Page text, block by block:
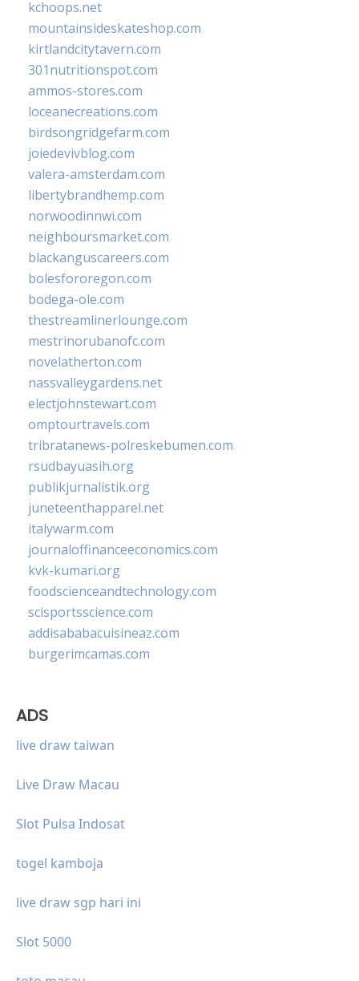
kchoops.net
mountainsideskateshop.com
kirtlandcitytavern.com
301nutritionspot.com
ammos-stores.com
loceanecreations.com
birdsongridgefarm.com
joiedevivblog.com
valera-amsterdam.com
libertybrandhemp.com
norwoodinnwi.com
neighboursmarket.com
blackanguscareers.com
bolesfororegon.com
bodega-ole.com
thestreamlinerlounge.com
mestrinorubanofc.com
novelatherton.com
nassvalleygardens.net
electjohnstewart.com
omptourtravels.com
tribratanews-polreskebumen.com
rsudbayuasih.org
publikjurnalistik.org
juneteenthapparel.net
italywarm.com
journaloffinanceeconomics.com
kvk-kumari.org
foodscienceandtechnology.com
scisportsscience.com
addisababacuisineaz.com
burgerimcamas.com
ADS
live draw taiwan
Live Draw Macau
Slot Pulsa Indosat
togel kamboja
live draw sgp hari ini
Slot 5000